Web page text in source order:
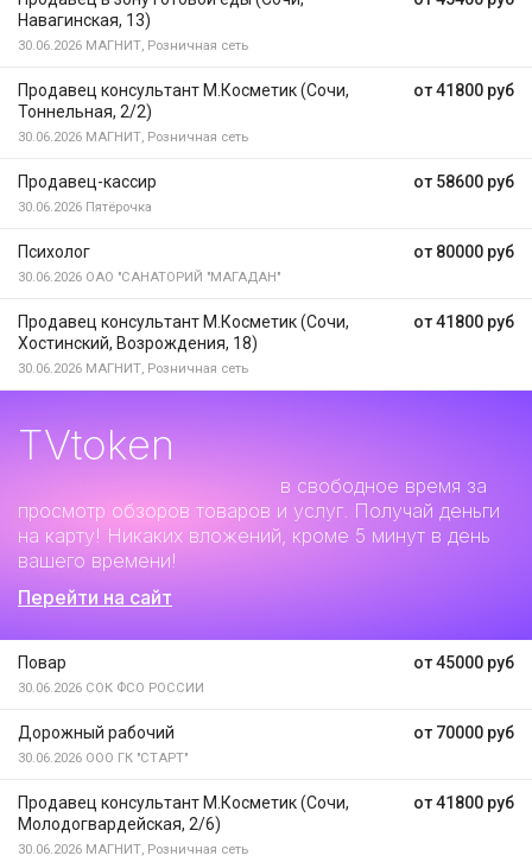
Навагинская, 13)
30.06.2026 МАГНИТ, Розничная сеть
от 41800 руб
Продавец консультант М.Косметик (Сочи,
Тоннельная, 2/2)
30.06.2026 МАГНИТ, Розничная сеть
от 58600 руб
Продавец-кассир
30.06.2026 Пятёрочка
от 80000 руб
Психолог
30.06.2026 ОАО "САНАТОРИЙ "МАГАДАН"
от 41800 руб
Продавец консультант М.Косметик (Сочи,
Хостинский, Возрождения, 18)
30.06.2026 МАГНИТ, Розничная сеть
TVtoken
в свободное время за
просмотр обзоров товаров и услуг. Получай деньги
на карту! Никаких вложений, кроме 5 минут в день
вашего времени!
Перейти на сайт
от 45000 руб
Повар
30.06.2026 СОК ФСО РОССИИ
от 70000 руб
Дорожный рабочий
30.06.2026 ООО ГК "СТАРТ"
от 41800 руб
Продавец консультант М.Косметик (Сочи,
Молодогвардейская, 2/6)
30.06.2026 МАГНИТ, Розничная сеть